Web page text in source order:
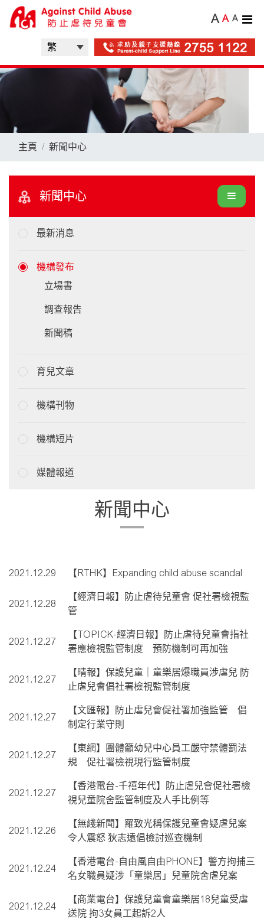
A A A
主頁 新聞中心
新聞中心
最新消息
機構發布
立場書
調查報告
新聞稿
育兒文章
機構刊物
機構短片
媒體報道
新聞中心
2021.12.29 【RTHK】Expanding child abuse scandal
2021.12.28
【經濟日報】防止虐待兒童會 促社署檢視監
管
2021.12.27
【TOPICK-經濟日報】防止虐待兒童會指社
署應檢視監管制度 預防機制可再加強
2021.12.27
【晴報】保護兒童｜童樂居爆職員涉虐兒 防
止虐兒會倡社署檢視監管制度
2021.12.27
【文匯報】防止虐兒會促社署加強監管 倡
制定行業守則
2021.12.27
【東網】團體籲幼兒中心員工嚴守禁體罰法
規 促社署檢視現行監管制度
2021.12.27
【香港電台-千禧年代】防止虐兒會促社署檢
視兒童院舍監管制度及人手比例等
2021.12.26
【無綫新聞】羅致光稱保護兒童會疑虐兒案
令人震怒 狄志遠倡檢討巡查機制
2021.12.24
【香港電台-自由風自由PHONE】警方拘捕三
名女職員疑涉「童樂居」兒童院舍虐兒案
2021.12.24
【商業電台】保護兒童會童樂居18兒童受虐
送院 拘3女員工起訴2人